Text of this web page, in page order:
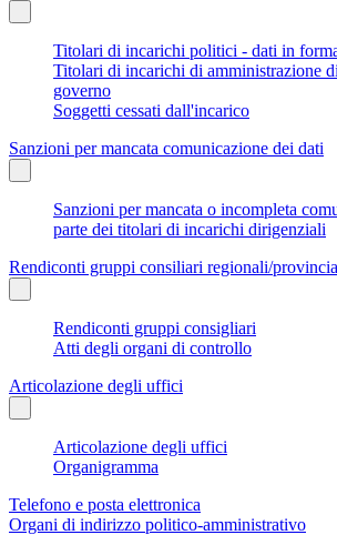
Titolari di incarichi politici - dati in
Titolari di incarichi di amministrazione
governo
Soggetti cessati dall'incarico
Sanzioni per mancata comunicazione dei dati
Sanzioni per mancata o incompleta
parte dei titolari di incarichi dirigenziali
Rendiconti gruppi consiliari regionali/
Rendiconti gruppi consigliari
Atti degli organi di controllo
Articolazione degli uffici
Articolazione degli uffici
Organigramma
Telefono e posta elettronica
Organi di indirizzo politico-amministrativo